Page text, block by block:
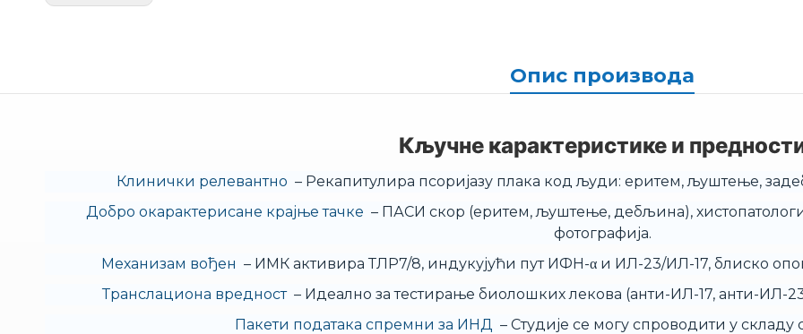
Опис производа
Кључне карактеристике и
Клинички релевантно – Рекапитулира псоријазу плака код људи: еритем, љуштење,
Добро окарактерисане крајње тачке – ПАСИ скор (еритем, љуштење, дебљина),
фотографија.
Механизам вођен – ИМК активира ТЛР7/8, индукујући пут ИФН-α и ИЛ-23/ИЛ-17, блиско
Транслациона вредност – Идеално за тестирање биолошких лекова (анти-ИЛ-17, анти-ИЛ-
Пакети података спремни за ИНД – Студије се могу спроводити у